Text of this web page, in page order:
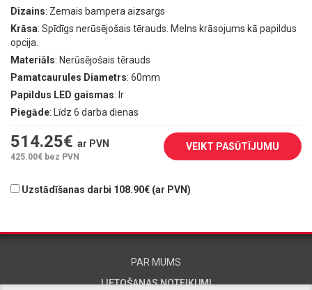
Dizains: Zemais bampera aizsargs
Krāsa: Spīdīgs nerūsējošais tērauds. Melns krāsojums kā papildus
opcija.
Materiāls: Nerūsējošais tērauds
Pamatcaurules Diametrs: 60mm
Papildus LED gaismas: Ir
Piegāde: Līdz 6 darba dienas
514.25€ ar PVN
425.00€ bez PVN
VEIKT PASŪTĪJUMU
Uzstādīšanas darbi 108.90€ (ar PVN)
PAR MUMS
LIETOŠANAS NOTEIKUMI